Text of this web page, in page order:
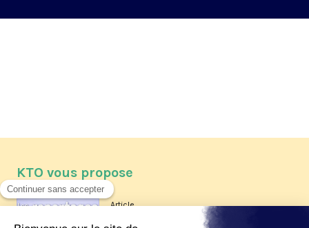
KTO vous propose
Article
Les reportages d'été 2026 de KTO